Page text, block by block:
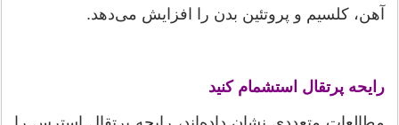
آهن، کلسیم و پروتئین بدن را افزایش می‌دهد.
رایحه پرتقال استشمام کنید